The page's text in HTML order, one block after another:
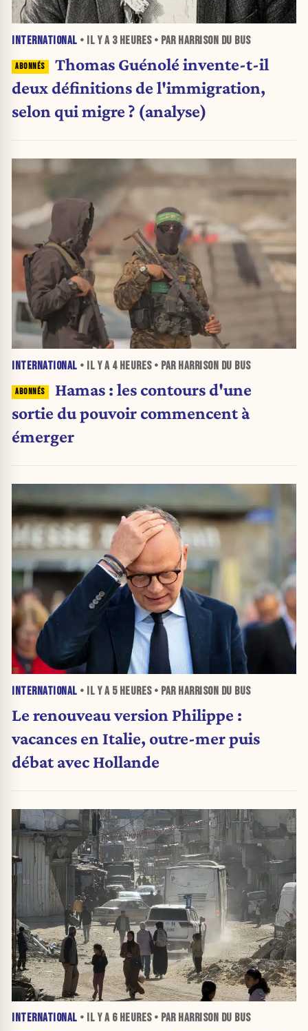
INTERNATIONAL • IL Y A 3 HEURES• PAR HARRISON DU BUS
Thomas Guénolé invente-t-il
deux définitions de l'immigration,
selon qui migre ? (analyse)
INTERNATIONAL • IL Y A 4 HEURES• PAR HARRISON DU BUS
Hamas : les contours d'une
sortie du pouvoir commencent à
émerger
INTERNATIONAL • IL Y A 5 HEURES• PAR HARRISON DU BUS
Le renouveau version Philippe :
vacances en Italie, outre-mer puis
débat avec Hollande
INTERNATIONAL • IL Y A 6 HEURES• PAR HARRISON DU BUS